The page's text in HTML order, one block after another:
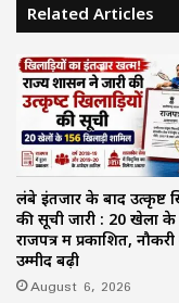
PESA और
फोर्स बैठक में
क्रियान्वयन के
Related Articles
लंबे इंतजार के बाद उत्कृष्ट
की सूची जारी : 20 खेलों
राजपत्र में प्रकाशित,
उम्मीद बढ़ी
August 6, 2026